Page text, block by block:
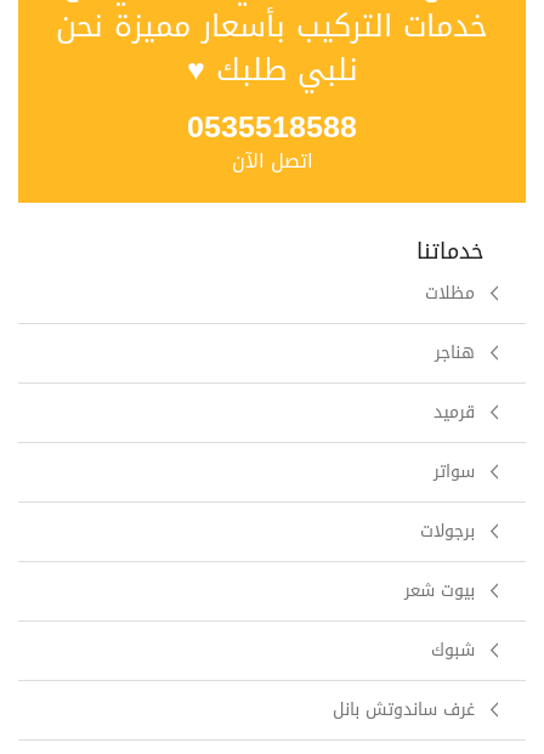
خدمات التركيب بأسعار مميزة نحن
نلبي طلبك ♥
0535518588
اتصل الآن
خدماتنا
مظلات
هناجر
قرميد
سواتر
برجولات
بيوت شعر
شبوك
غرف ساندوتش بانل